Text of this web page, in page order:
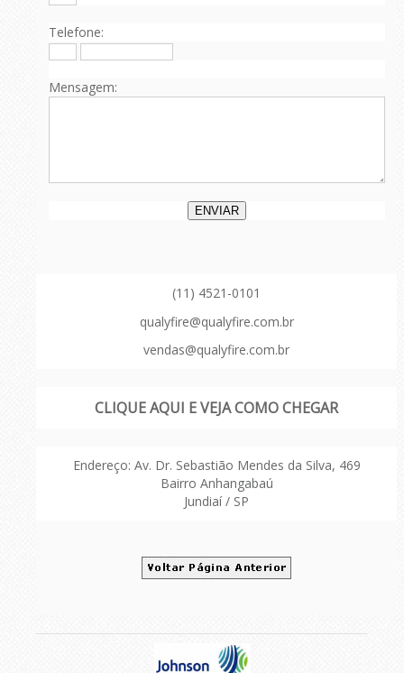
Telefone:
Mensagem:
(11) 4521-0101
qualyfire@qualyfire.com.br
vendas@qualyfire.com.br
CLIQUE AQUI E VEJA COMO CHEGAR
Endereço: Av. Dr. Sebastião Mendes da Silva, 469
Bairro Anhangabaú
Jundiaí / SP